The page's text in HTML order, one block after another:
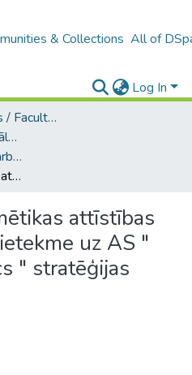
& Collections All of
Log In
B4 – LU fakultātes / Faculties of the UL
A -- Ekonomikas un sociālo zinātņu fakultāte / Faculty of Economics and Social Sciences
Bakalaura un maģistra darbi (ESZF) / Bachelor's and Master's theses
Ekoloģiskās kosmētikas attīstības tendences un to ietekme uz AS " Madara Cosmetics " stratēģijas pilnveidošanu
attīstības
uz AS "
" stratēģijas